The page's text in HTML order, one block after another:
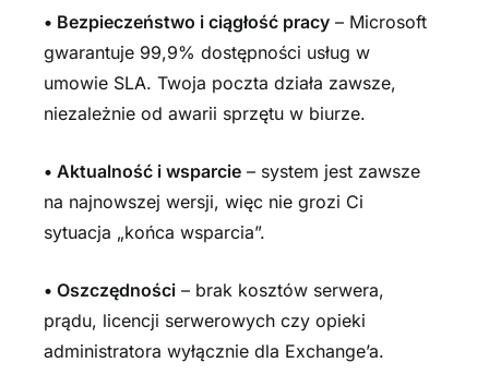
• Bezpieczeństwo i ciągłość pracy – Microsoft
gwarantuje 99,9% dostępności usług w
umowie SLA. Twoja poczta działa zawsze,
niezależnie od awarii sprzętu w biurze.
• Aktualność i wsparcie – system jest zawsze
na najnowszej wersji, więc nie grozi Ci
sytuacja „końca wsparcia”.
• Oszczędności – brak kosztów serwera,
prądu, licencji serwerowych czy opieki
administratora wyłącznie dla Exchange’a.